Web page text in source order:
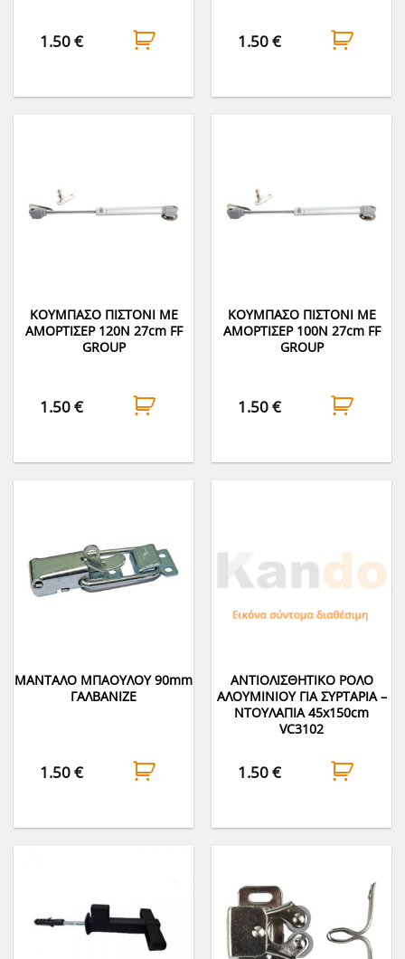
1.50€ 1.50€
ΚΟΥΜΠΑΣΟ ΠΙΣΤΟΝΙ ΜΕ
ΑΜΟΡΤΙΣΕΡ 120Ν 27cm FF
GROUP
1.50€
ΚΟΥΜΠΑΣΟ ΠΙΣΤΟΝΙ ΜΕ
ΑΜΟΡΤΙΣΕΡ 100Ν 27cm FF
GROUP
1.50€
ΜΑΝΤΑΛΟ ΜΠΑΟΥΛΟΥ 90mm
ΓΑΛΒΑΝΙΖΕ
1.50€
ΑΝΤΙΟΛΙΣΘΗΤΙΚΟ ΡΟΛΟ
ΑΛΟΥΜΙΝΙΟΥ ΓΙΑ ΣΥΡΤΑΡΙΑ –
ΝΤΟΥΛΑΠΙΑ 45x150cm
VC3102
1.50€